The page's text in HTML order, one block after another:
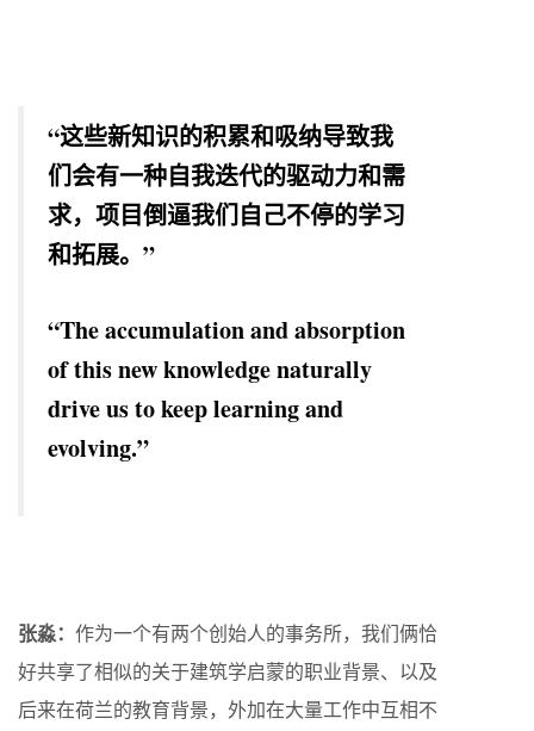
“这些新知识的积累和吸纳导致我
们会有一种自我迭代的驱动力和需
求，项目倒逼我们自己不停的学习
和拓展。”
“The accumulation and absorption
of this new knowledge naturally
drive us to keep learning and
evolving.”
张淼： 作为一个有两个创始人的事务所，我们俩恰
好共享了相似的关于建筑学启蒙的职业背景、以及
后来在荷兰的教育背景，外加在大量工作中互相不